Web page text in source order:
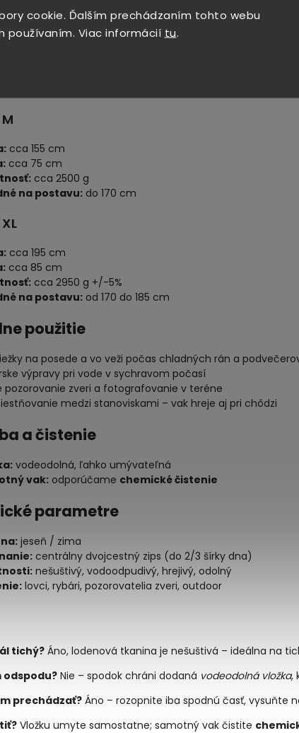
cookie. Ďalším prechádzaním tohto webu
používaním. Viac informácií tu.
cca 175 cm
cca 155 cm
cca 75 cm
cca 2500 g
na postavu: do 170 cm
cca 195 cm
cca 85 cm
cca 2950 g +/-5%
na postavu: od 170 do 185 cm
použitie
na posede a vo veži počas chladných rán a
výpravy pri vode v sychravom počasí
pozorovanie zveri a fotografovanie v teréne
medzi stanoviskami – vak hreje aj pri chôdzi
a čistenie
vodeodolná, ľahko umývateľná
vak: odporúčame chemické čistenie
parametre
jeseň / zima
centrálny dvojcestný zips (do 2/3 šírky dna)
nešuštivý, vodoodpudivý, hrejivý, odolný
lovci, rybári, pozorovatelia zveri, outdoor
tichý?Áno, lodenová tkanina je nešuštivá – ideálna na
odspodu?Nie – spodok chráni dodaná vodeodolná vložka,
prechádzať? Áno – rozopnite iba spodnú časť, vysuňte
Vložku umyte samostatne; samotný vak čistite